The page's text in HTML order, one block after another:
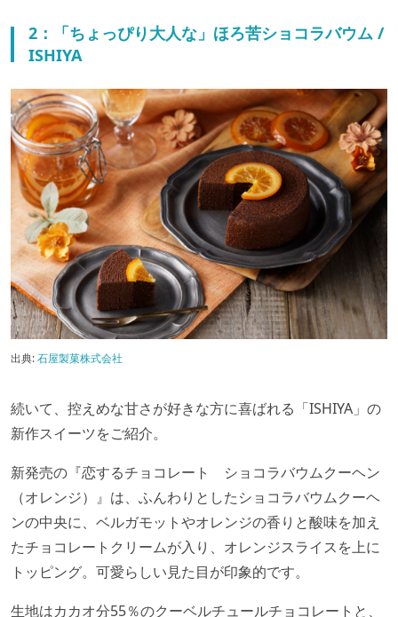
2：「ちょっぴり大人な」ほろ苦ショコラバウム /
ISHIYA
出典:石屋製菓株式会社
続いて、控えめな甘さが好きな方に喜ばれる「ISHIYA」の
新作スイーツをご紹介。
新発売の『恋するチョコレート ショコラバウムクーヘン
（オレンジ）』は、ふんわりとしたショコラバウムクーヘ
ンの中央に、ベルガモットやオレンジの香りと酸味を加え
たチョコレートクリームが入り、オレンジスライスを上に
トッピング。可愛らしい見た目が印象的です。
生地はカカオ分55％のクーベルチュールチョコレートと、